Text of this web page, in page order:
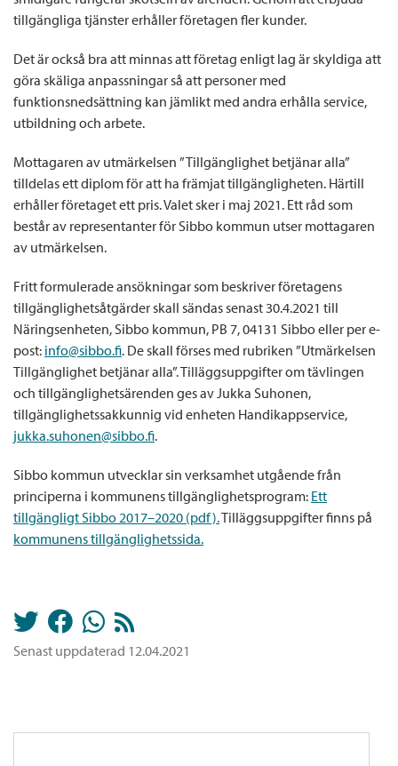
tillgängliga tjänster erhåller företagen fler kunder.
Det är också bra att minnas att företag enligt lag är skyldiga att
göra skäliga anpassningar så att personer med
funktionsnedsättning kan jämlikt med andra erhålla service,
utbildning och arbete.
Mottagaren av utmärkelsen ”Tillgänglighet betjänar alla”
tilldelas ett diplom för att ha främjat tillgängligheten. Härtill
erhåller företaget ett pris. Valet sker i maj 2021. Ett råd som
består av representanter för Sibbo kommun utser mottagaren
av utmärkelsen.
Fritt formulerade ansökningar som beskriver företagens
tillgänglighetsåtgärder skall sändas senast 30.4.2021 till
Näringsenheten, Sibbo kommun, PB 7, 04131 Sibbo eller per e-
post: info@sibbo.fi. De skall förses med rubriken ”Utmärkelsen
Tillgänglighet betjänar alla”. Tilläggsuppgifter om tävlingen
och tillgänglighetsärenden ges av Jukka Suhonen,
tillgänglighetssakkunnig vid enheten Handikappservice,
jukka.suhonen@sibbo.fi.
Sibbo kommun utvecklar sin verksamhet utgående från
principerna i kommunens tillgänglighetsprogram: Ett
tillgängligt Sibbo 2017–2020 (pdf).Tilläggsuppgifter finns på
kommunens tillgänglighetssida.
Senast uppdaterad 12.04.2021